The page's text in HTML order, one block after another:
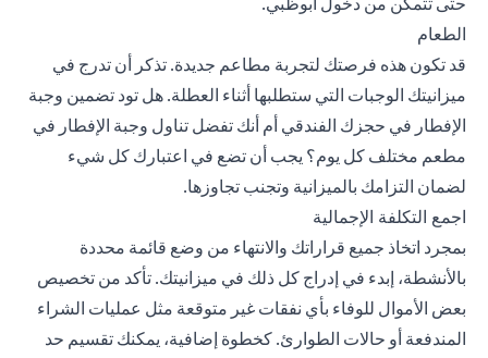
الطعام
قد تكون هذه فرصتك لتجربة مطاعم جديدة. تذكر أن تدرج في
ميزانيتك الوجبات التي ستطلبها أثناء العطلة. هل تود تضمين وجبة
الإفطار في حجزك الفندقي أم أنك تفضل تناول وجبة الإفطار في
مطعم مختلف كل يوم؟ يجب أن تضع في اعتبارك كل شيء
لضمان التزامك بالميزانية وتجنب تجاوزها.
اجمع التكلفة الإجمالية
بمجرد اتخاذ جميع قراراتك والانتهاء من وضع قائمة محددة
بالأنشطة، إبدء في إدراج كل ذلك في ميزانيتك. تأكد من تخصيص
بعض الأموال للوفاء بأي نفقات غير متوقعة مثل عمليات الشراء
المندفعة أو حالات الطوارئ. كخطوة إضافية، يمكنك تقسيم حد